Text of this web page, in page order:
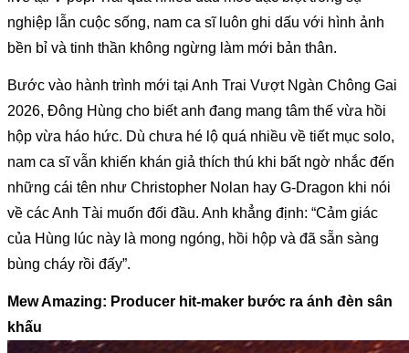
nghiệp lẫn cuộc sống, nam ca sĩ luôn ghi dấu với hình ảnh
bền bỉ và tinh thần không ngừng làm mới bản thân.
Bước vào hành trình mới tại Anh Trai Vượt Ngàn Chông Gai
2026, Đông Hùng cho biết anh đang mang tâm thế vừa hồi
hộp vừa háo hức. Dù chưa hé lộ quá nhiều về tiết mục solo,
nam ca sĩ vẫn khiến khán giả thích thú khi bất ngờ nhắc đến
những cái tên như Christopher Nolan hay G-Dragon khi nói
về các Anh Tài muốn đối đầu. Anh khẳng định: “Cảm giác
của Hùng lúc này là mong ngóng, hồi hộp và đã sẵn sàng
bùng cháy rồi đấy”.
Mew Amazing: Producer hit-maker bước ra ánh đèn sân